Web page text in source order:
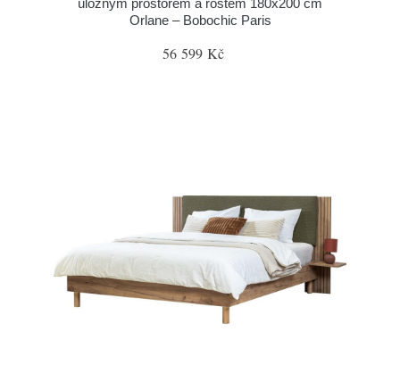
úložným prostorem a roštem 180x200 cm
Orlane – Bobochic Paris
56 599 Kč